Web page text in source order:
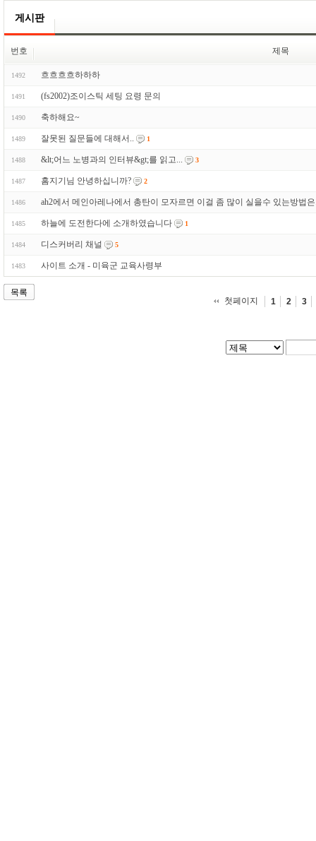
게시판
번호 제목
1492 흐흐흐흐하하하
1491 (fs2002)조이스틱 세팅 요령 문의
1490 축하해요~
1489 잘못된 질문들에 대해서.. 1
1488 &lt;어느 노병과의 인터뷰&gt;를 읽고... 3
1487 홈지기님 안녕하십니까? 2
1486 ah2에서 메인아레나에서 총탄이 모자르면 이걸 좀 많이 실을수 있는방법
1485 하늘에 도전한다에 소개하였습니다 1
1484 디스커버리 채널 5
1483 사이트 소개 - 미육군 교육사령부
목록
첫페이지
1 2 3